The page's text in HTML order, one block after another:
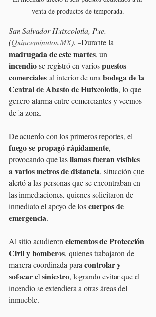
venta de productos de temporada.
San Salvador Huixcolotla, Pue.
(Quinceminutos.MX). –Durante la
madrugada de este martes, un
incendio se registró en varios puestos
comerciales al interior de una bodega de la
Central de Abasto de Huixcolotla, lo que
generó alarma entre comerciantes y vecinos
de la zona.
De acuerdo con los primeros reportes, el
fuego se propagó rápidamente,
provocando que las llamas fueran visibles
a varios metros de distancia, situación que
alertó a las personas que se encontraban en
las inmediaciones, quienes solicitaron de
inmediato el apoyo de los cuerpos de
emergencia.
Al sitio acudieron elementos de Protección
Civil y bomberos, quienes trabajaron de
manera coordinada para controlar y
sofocar el siniestro, logrando evitar que el
incendio se extendiera a otras áreas del
inmueble.